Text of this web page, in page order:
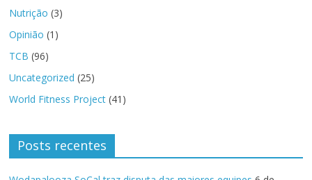
Nutrição (3)
Opinião (1)
TCB (96)
Uncategorized (25)
World Fitness Project (41)
Posts recentes